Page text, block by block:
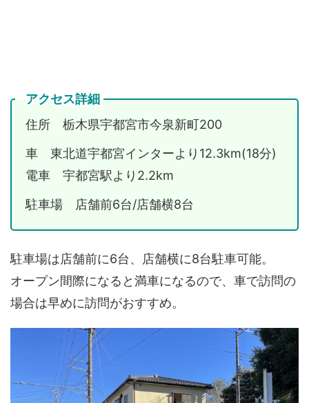
アクセス詳細
住所 栃木県宇都宮市今泉新町200
車 東北道宇都宮インターより12.3km(18分)
電車 宇都宮駅より2.2km
駐車場 店舗前6台/店舗横8台
駐車場は店舗前に6台、店舗横に8台駐車可能。
オープン間際になると満車になるので、車で訪問の
場合は早めに訪問がおすすめ。